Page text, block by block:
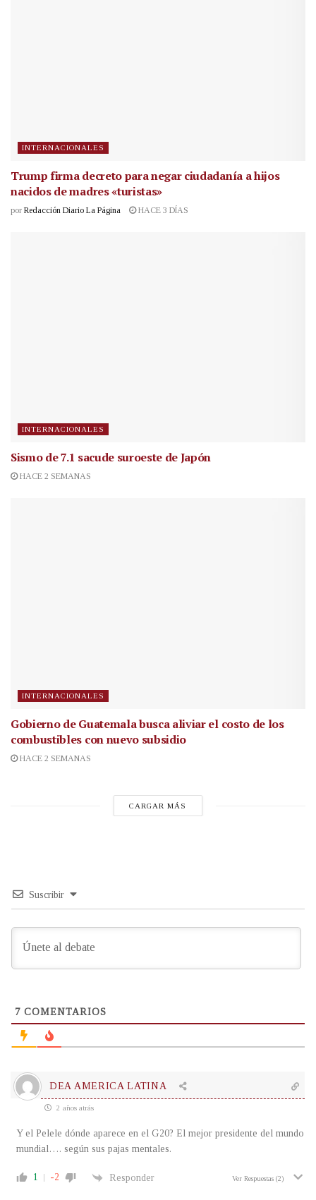
INTERNACIONALES
Trump firma decreto para negar ciudadanía a hijos
nacidos de madres «turistas»
por Redacción Diario La Página HACE 3 DÍAS
INTERNACIONALES
Sismo de 7.1 sacude suroeste de Japón
HACE 2 SEMANAS
INTERNACIONALES
Gobierno de Guatemala busca aliviar el costo de los
combustibles con nuevo subsidio
HACE 2 SEMANAS
CARGAR MÁS
Suscribir
7 COMENTARIOS
DEA AMERICA LATINA
2 años atrás
Y el Pelele dónde aparece en el G20? El mejor presidente del mundo
mundial…. según sus pajas mentales.
1 -2 Responder Ver Respuestas (2)